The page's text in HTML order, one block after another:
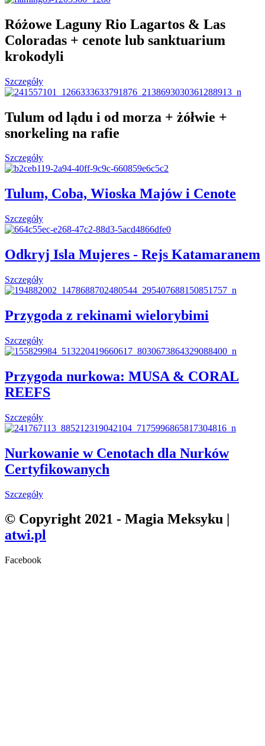
Różowe Laguny Rio Lagartos & Las
Coloradas + cenote lub sanktuarium
krokodyli
Szczegóły
Tulum od lądu i od morza + żółwie +
snorkeling na rafie
Szczegóły
Tulum, Coba, Wioska Majów i Cenote
Szczegóły
Odkryj Isla Mujeres - Rejs Katamaranem
Szczegóły
Przygoda z rekinami wielorybimi
Szczegóły
Przygoda nurkowa: MUSA & CORAL
REEFS
Szczegóły
Nurkowanie w Cenotach dla Nurków
Certyfikowanych
Szczegóły
© Copyright 2021 - Magia Meksyku |
atwi.pl
Facebook